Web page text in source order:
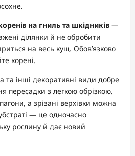
на гниль та шкідників —
ділянки й не обробити
на весь кущ. Обов’язково
корені.
та інші декоративні види добре
пересадки з легкою обрізкою.
а зрізані верхівки можна
— це одночасно
рослину й дає новий